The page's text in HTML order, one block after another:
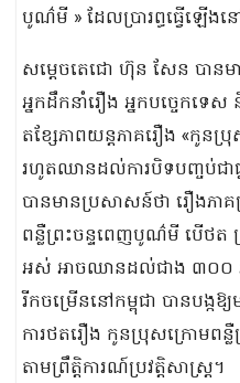
បូណ៌មី » ដែលប្រារព្ធធ្វើឡើង
សម្ដេចតេជោ ហ៊ុន សែន បាន
អ្នកដឹកនាំរឿង អ្នកបច្ចេកទេ
តខ្សែភាពយន្តភាគរឿង «កូន
រហូតឈានដល់ការបិទបញ្ចប់ជាផ្លូ
បានមានប្រសាសន៍ថា រឿងភាគ
ពន្លឺព្រះចន្ទពេញបូណ៌មី បើថត គ្
អស់ អាចឈានដល់ជាង ៣០០ ភ
រីកចម្រើននៅកម្ពុជា បានបង្ក
ការថតរឿង កូនប្រុសក្រោមពន្
តាមព្រឹត្តិការណ៍ប្រវត្តិសាស្ត្រ។